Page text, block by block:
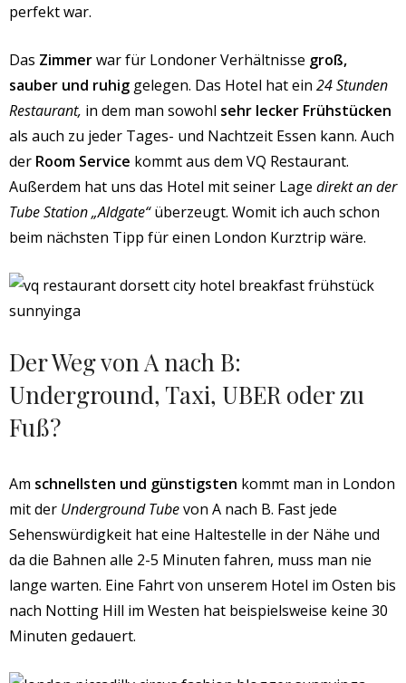
perfekt war.
Das Zimmerwar für Londoner Verhältnisse groß,
sauber und ruhig gelegen. Das Hotel hat ein 24 Stunden
Restaurant, in dem man sowohl sehr lecker Frühstücken
als auch zu jeder Tages- und Nachtzeit Essen kann. Auch
der Room Service kommt aus dem VQ Restaurant.
Außerdem hat uns das Hotel mit seiner Lage direkt an der
Tube Station „Aldgate“überzeugt. Womit ich auch schon
beim nächsten Tipp für einen London Kurztrip wäre.
Der Weg von A nach B:
Underground, Taxi, UBER oder zu
Fuß?
Am schnellsten und günstigsten kommt man in London
mit der Underground Tubevon A nach B. Fast jede
Sehenswürdigkeit hat eine Haltestelle in der Nähe und
da die Bahnen alle 2-5 Minuten fahren, muss man nie
lange warten. Eine Fahrt von unserem Hotel im Osten bis
nach Notting Hill im Westen hat beispielsweise keine 30
Minuten gedauert.